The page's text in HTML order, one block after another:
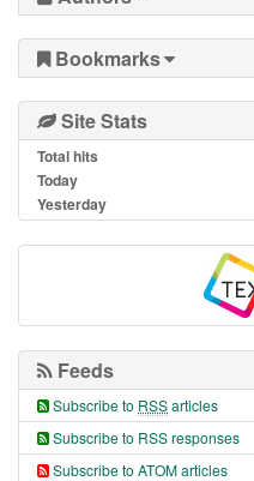
Bookmarks
Site Stats
Total hits
Today
Yesterday
Feeds
Subscribe to RSSarticles
Subscribe to RSS responses
Subscribe to ATOM articles